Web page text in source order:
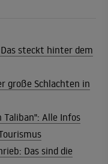
steckt hinter dem
große Schlachten in
Taliban": Alle Infos
Das sind die